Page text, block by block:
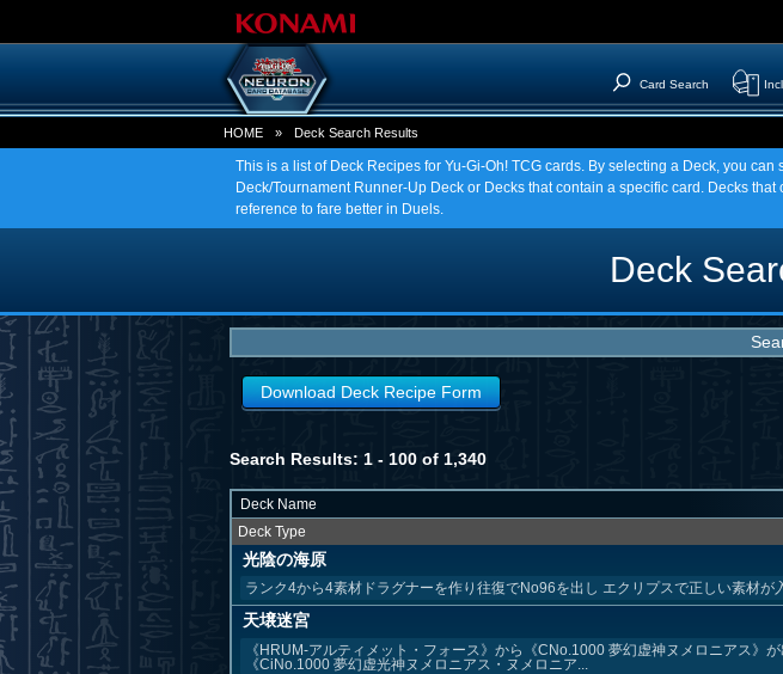
Card Search
HOME » Deck Search Results
This is a list of Deck Recipes for Yu-Gi-Oh! TCG cards. By selecting a Deck, you
Deck/Tournament Runner-Up Deck or Decks that contain a specific card. Decks
reference to fare better in Duels.
Deck
Download Deck Recipe Form
Search Results: 1 - 100 of 1,340
Deck Name
Deck Type
光陰の海原
ランク4から4素材ドラグナーを作り往復でNo96を出し エクリプスで正しい素材
天壌迷宮
《HRUM-アルティメット・フォース》から《CNo.1000 夢幻虚神ヌメロニアス》
《CiNo.1000 夢幻虚光神ヌメロニアス・ヌメロニア...